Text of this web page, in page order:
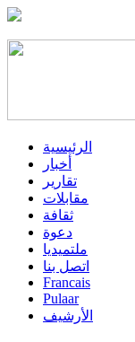
الرئيسية
أخبار
تقارير
مقابلات
ثقافة
دعوة
ملتميديا
اتصل بنا
Francais
Pulaar
الأرشيف